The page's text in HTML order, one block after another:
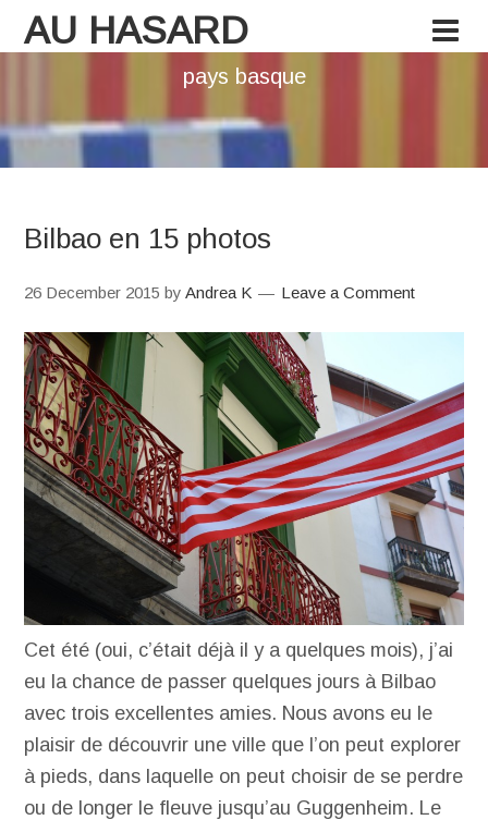
AU HASARD
pays basque
Bilbao en 15 photos
26 December 2015 byAndrea K Leave a Comment
Cet été (oui, c’était déjà il y a quelques mois), j’ai
eu la chance de passer quelques jours à Bilbao
avec trois excellentes amies. Nous avons eu le
plaisir de découvrir une ville que l’on peut explorer
à pieds, dans laquelle on peut choisir de se perdre
ou de longer le fleuve jusqu’au Guggenheim. Le